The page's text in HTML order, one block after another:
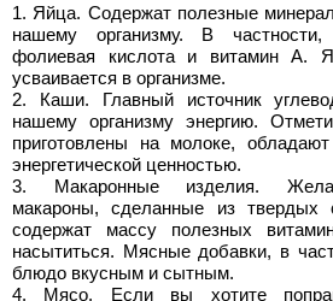
Яйца. Содержат полезные
нашему организму. В
фолиевая кислота и витамин А.
усваивается в организме.
Каши. Главный источник
нашему организму энергию.
приготовлены на молоке,
энергетической ценностью.
Макаронные изделия.
макароны, сделанные из
содержат массу полезных
насытиться. Мясные добавки, в
блюдо вкусным и сытным.
Мясо. Если вы хотите